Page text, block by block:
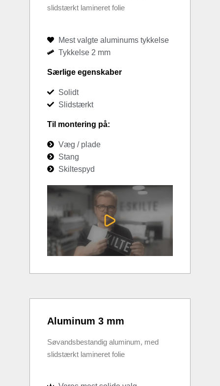
slidstærkt lamineret folie
Mest valgte aluminums tykkelse
Tykkelse 2 mm
Særlige egenskaber
Solidt
Slidstærkt
Til montering på:
Væg / plade
Stang
Skiltespyd
Aluminum 3 mm
Søvandsbestandig aluminum, med
slidstærkt lamineret folie